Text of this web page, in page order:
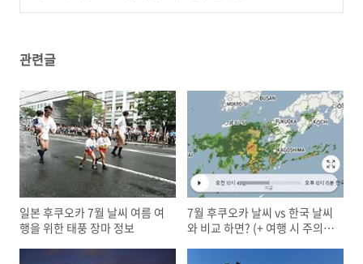
관련글
일본 후쿠오카 7월 날씨 여름 여
행을 위한 태풍 장마 정보
7월 후쿠오카 날씨 vs 한국 날씨
와 비교 하면? (+ 여행 시 주의